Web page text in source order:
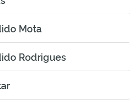
Mota
Rodrigues